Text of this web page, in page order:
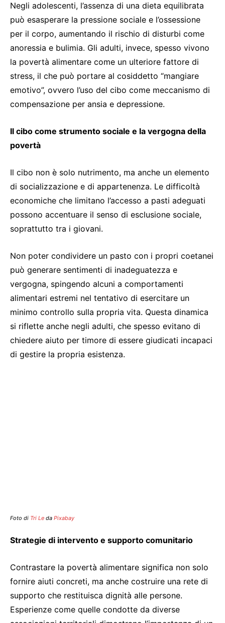
Negli adolescenti, l’assenza di una dieta equilibrata
può esasperare la pressione sociale e l’ossessione
per il corpo, aumentando il rischio di disturbi come
anoressia e bulimia. Gli adulti, invece, spesso vivono
la povertà alimentare come un ulteriore fattore di
stress, il che può portare al cosiddetto “mangiare
emotivo”, ovvero l’uso del cibo come meccanismo di
compensazione per ansia e depressione.
Il cibo come strumento sociale e la vergogna della
povertà
Il cibo non è solo nutrimento, ma anche un elemento
di socializzazione e di appartenenza. Le difficoltà
economiche che limitano l’accesso a pasti adeguati
possono accentuare il senso di esclusione sociale,
soprattutto tra i giovani.
Non poter condividere un pasto con i propri coetanei
può generare sentimenti di inadeguatezza e
vergogna, spingendo alcuni a comportamenti
alimentari estremi nel tentativo di esercitare un
minimo controllo sulla propria vita. Questa dinamica
si riflette anche negli adulti, che spesso evitano di
chiedere aiuto per timore di essere giudicati incapaci
di gestire la propria esistenza.
Foto di Tri Le da Pixabay
Strategie di intervento e supporto comunitario
Contrastare la povertà alimentare significa non solo
fornire aiuti concreti, ma anche costruire una rete di
supporto che restituisca dignità alle persone.
Esperienze come quelle condotte da diverse